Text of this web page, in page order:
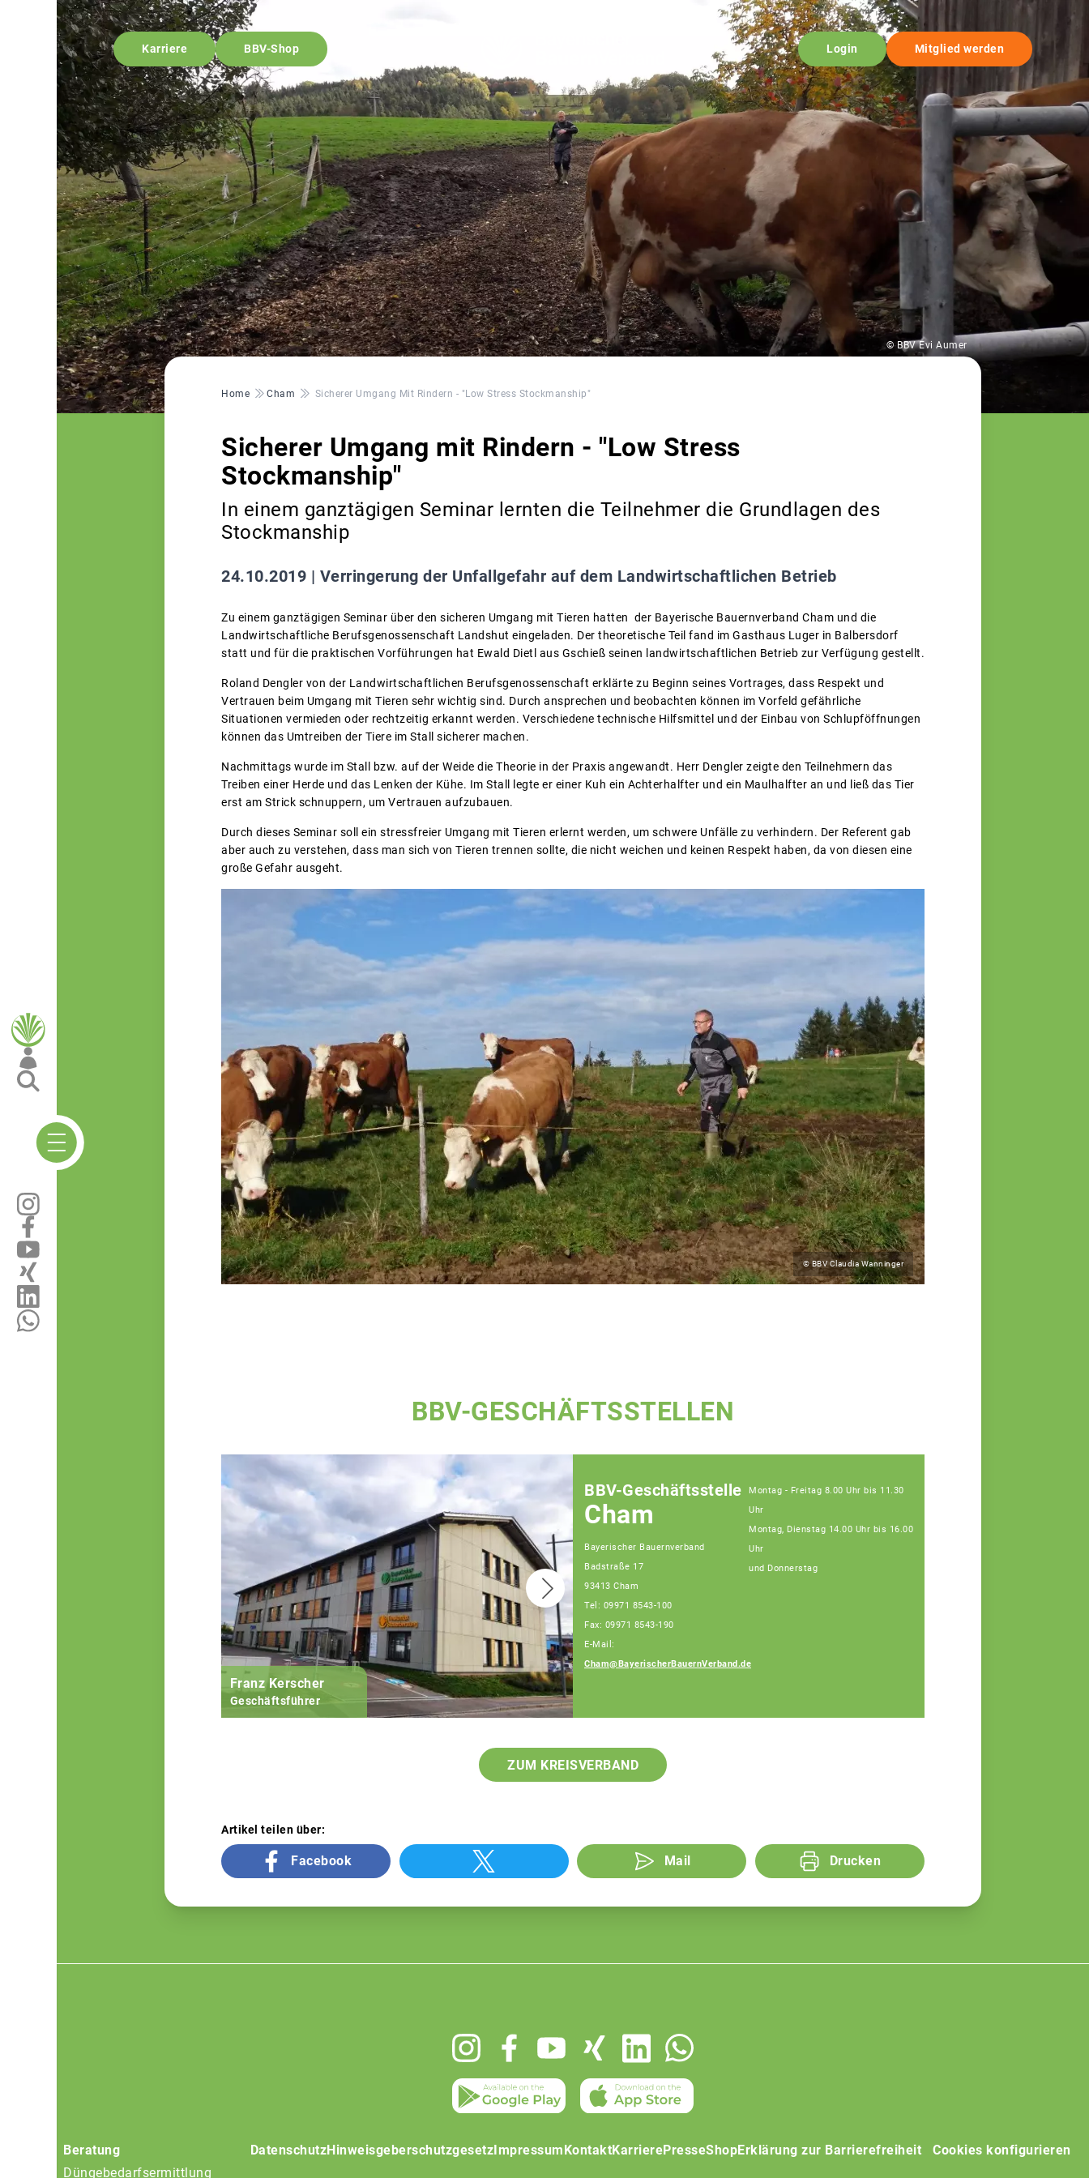
Karriere BBV-Shop Login Mitglied werden
© BBV Evi Aumer
Pfadnavigation
Home Cham Sicherer Umgang Mit Rindern - "Low Stress Stockmanship"
Sicherer Umgang mit Rindern - "Low Stress
Stockmanship"
In einem ganztägigen Seminar lernten die Teilnehmer die Grundlagen des
Stockmanship
24.10.2019 | Verringerung der Unfallgefahr auf dem Landwirtschaftlichen Betrieb
Zu einem ganztägigen Seminar über den sicheren Umgang mit Tieren hatten der Bayerische Bauernverband Cham und die
Landwirtschaftliche Berufsgenossenschaft Landshut eingeladen. Der theoretische Teil fand im Gasthaus Luger in Balbersdorf
statt und für die praktischen Vorführungen hat Ewald Dietl aus Gschieß seinen landwirtschaftlichen Betrieb zur Verfügung gestellt.
Roland Dengler von der Landwirtschaftlichen Berufsgenossenschaft erklärte zu Beginn seines Vortrages, dass Respekt und
Vertrauen beim Umgang mit Tieren sehr wichtig sind. Durch ansprechen und beobachten können im Vorfeld gefährliche
Situationen vermieden oder rechtzeitig erkannt werden. Verschiedene technische Hilfsmittel und der Einbau von Schlupföffnungen
können das Umtreiben der Tiere im Stall sicherer machen.
Nachmittags wurde im Stall bzw. auf der Weide die Theorie in der Praxis angewandt. Herr Dengler zeigte den Teilnehmern das
Treiben einer Herde und das Lenken der Kühe. Im Stall legte er einer Kuh ein Achterhalfter und ein Maulhalfter an und ließ das Tier
erst am Strick schnuppern, um Vertrauen aufzubauen.
Durch dieses Seminar soll ein stressfreier Umgang mit Tieren erlernt werden, um schwere Unfälle zu verhindern. Der Referent gab
aber auch zu verstehen, dass man sich von Tieren trennen sollte, die nicht weichen und keinen Respekt haben, da von diesen eine
große Gefahr ausgeht.
© BBV Claudia Wanninger
BBV-GESCHÄFTSSTELLEN
Franz Kerscher
Geschäftsführer
BBV-Geschäftsstelle
Cham
Bayerischer Bauernverband
Badstraße 17
93413 Cham
Tel: 09971 8543-100
Fax: 09971 8543-190
E-Mail:
Cham@BayerischerBauernVerband.de
Montag - Freitag 8.00 Uhr bis 11.30
Uhr
Montag, Dienstag 14.00 Uhr bis 16.00
Uhr
und Donnerstag
ZUM KREISVERBAND
Artikel teilen über:
Facebook Mail Drucken
Beratung
Düngebedarfsermittlung
DatenschutzHinweisgeberschutzgesetzImpressumKontaktKarrierePresseShopErklärung zur Barrierefreiheit Cookies konfigurieren